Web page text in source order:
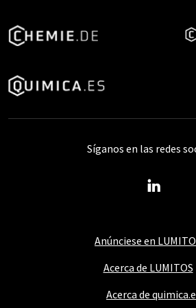
Anúnciese en
Acerca de LUMITOS
Acerca de
Síganos en las redes